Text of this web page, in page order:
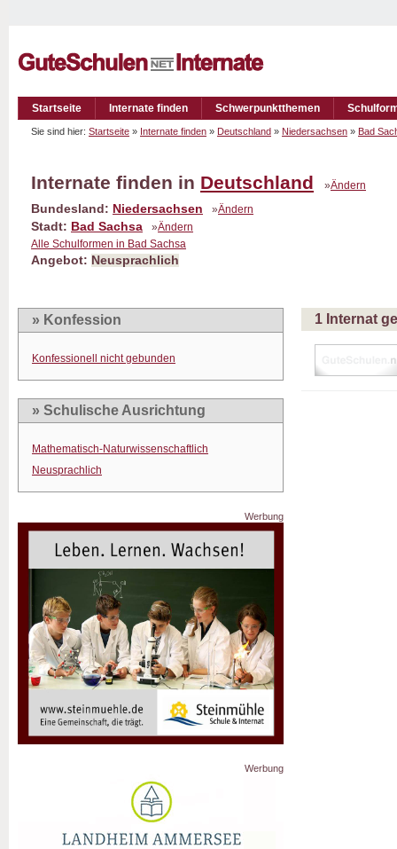
Startseite Internate finden Schwerpunktthemen
Sie sind hier: Startseite » Internate finden » Deutschland » Niedersachsen » Bad
Internate finden in Deutschland »Ändern
Bundesland: Niedersachsen »Ändern
Stadt: Bad Sachsa »Ändern
Alle Schulformen in Bad Sachsa
Angebot: Neusprachlich
» Konfession
Konfessionell nicht gebunden
» Schulische Ausrichtung
Mathematisch-Naturwissenschaftlich
Neusprachlich
Werbung
Werbung
1 Internat